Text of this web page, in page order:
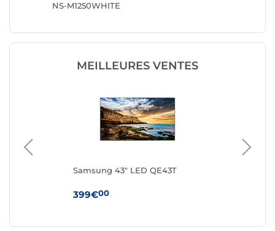
NS-M1250WHITE
MEILLEURES VENTES
Samsung 43" LED QE43T
399€00